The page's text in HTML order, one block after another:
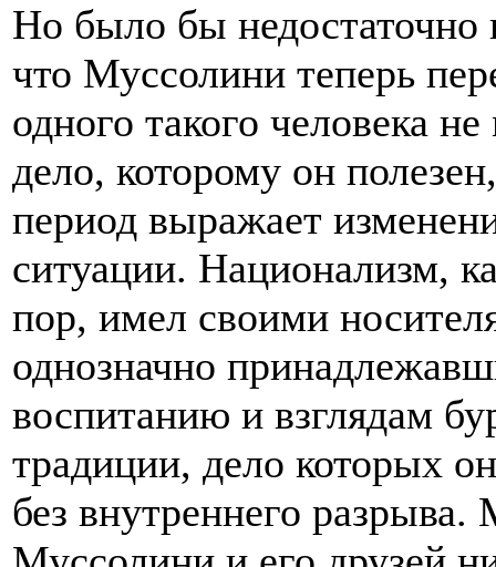
Но было бы недостаточно
что Муссолини теперь
одного такого человека
дело, которому он
период выражает
ситуации. Национализм,
пор, имел своими
однозначно
воспитанию и взглядам
традиции, дело которых
без внутреннего